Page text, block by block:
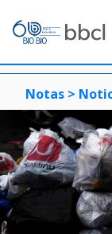
Notas >